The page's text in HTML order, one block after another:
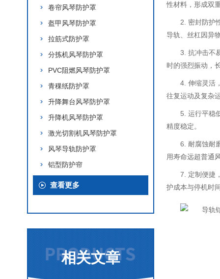
卷帘风琴防护罩
盔甲风琴防护罩
拉筋式防护罩
分拣机风琴防护罩
PVC阻燃风琴防护罩
青稞纸防护罩
升降舞台风琴防护罩
升降机风琴防护罩
激光切割机风琴防护罩
风琴导轨防护罩
铝型防护帘
查看更多
相关文章
性材料，形成双
2. 密封防护
导轨、丝杠因异
3. 抗冲击不
时的强烈振动，
4. 伸缩灵活
往复运动及复杂
5. 运行平稳
精度稳定。
6. 耐腐蚀耐
用寿命远超普通
7. 定制便捷
护成本与停机时